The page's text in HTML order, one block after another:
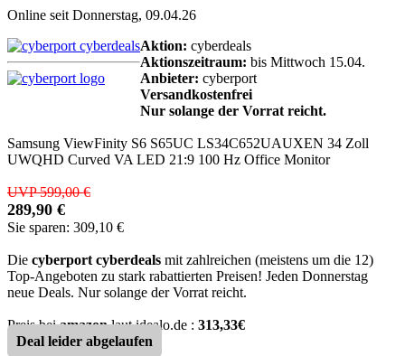
Online seit Donnerstag, 09.04.26
Aktion: cyberdeals
Aktionszeitraum: bis Mittwoch 15.04.
Anbieter: cyberport
Versandkostenfrei
Nur solange der Vorrat reicht.
Samsung ViewFinity S6 S65UC LS34C652UAUXEN 34 Zoll
UWQHD Curved VA LED 21:9 100 Hz Office Monitor
UVP 599,00 €
289,90 €
Sie sparen: 309,10 €
Die cyberport cyberdeals mit zahlreichen (meistens um die 12)
Top-Angeboten zu stark rabattierten Preisen! Jeden Donnerstag
neue Deals. Nur solange der Vorrat reicht.
Preis beiamazonlaut idealo.de : 313,33€
Deal leider abgelaufen